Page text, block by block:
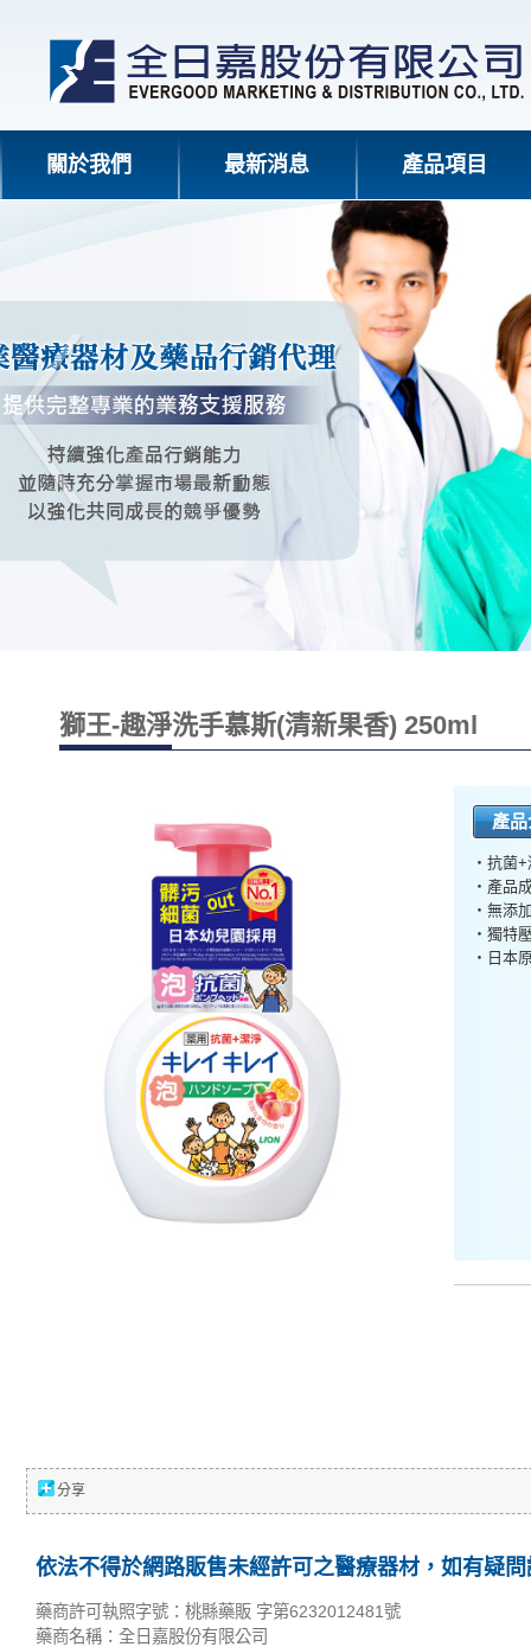
關於我們 最新消息 產品項目
獅王-趣淨洗手慕斯(清新果香) 250ml
產
・抗菌
・產品
・無添
・獨特
・日本
分享
依法不得於網路販售未經許可之醫療器材，如有疑
藥商許可執照字號：桃縣藥販 字第6232012481號
藥商名稱：全日嘉股份有限公司